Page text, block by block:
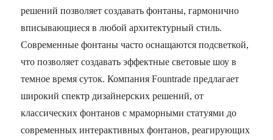
решений позволяет создавать фонтаны, гармонично
вписывающиеся в любой архитектурный стиль.
Современные фонтаны часто оснащаются подсветкой,
что позволяет создавать эффектные световые шоу в
темное время суток. Компания Fountrade предлагает
широкий спектр дизайнерских решений, от
классических фонтанов с мраморными статуями до
современных интерактивных фонтанов, реагирующих